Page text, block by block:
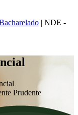
| NDE -
Prudente